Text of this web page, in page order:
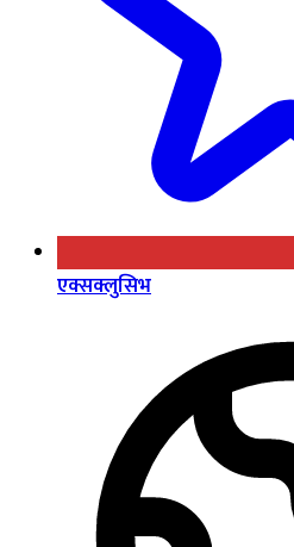
एक्सक्लुसिभ